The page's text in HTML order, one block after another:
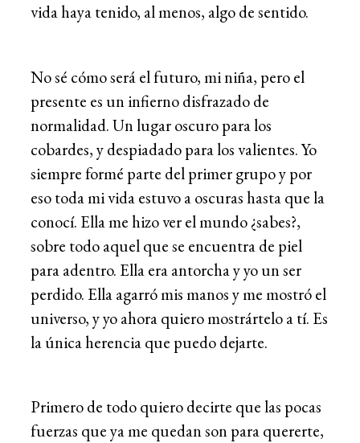
vida haya tenido, al menos, algo de sentido.
No sé cómo será el futuro, mi niña, pero el
presente es un infierno disfrazado de
normalidad. Un lugar oscuro para los
cobardes, y despiadado para los valientes. Yo
siempre formé parte del primer grupo y por
eso toda mi vida estuvo a oscuras hasta que la
conocí. Ella me hizo ver el mundo ¿sabes?,
sobre todo aquel que se encuentra de piel
para adentro. Ella era antorcha y yo un ser
perdido. Ella agarró mis manos y me mostró el
universo, y yo ahora quiero mostrártelo a tí. Es
la única herencia que puedo dejarte.
Primero de todo quiero decirte que las pocas
fuerzas que ya me quedan son para quererte,